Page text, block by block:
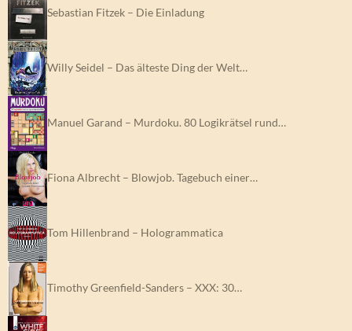
Sebastian Fitzek – Die Einladung
Willy Seidel – Das älteste Ding der Welt…
Manuel Garand – Murdoku. 80 Logikrätsel rund…
Fiona Albrecht – Blowjob. Tagebuch einer…
Tom Hillenbrand – Hologrammatica
Timothy Greenfield-Sanders – XXX: 30…